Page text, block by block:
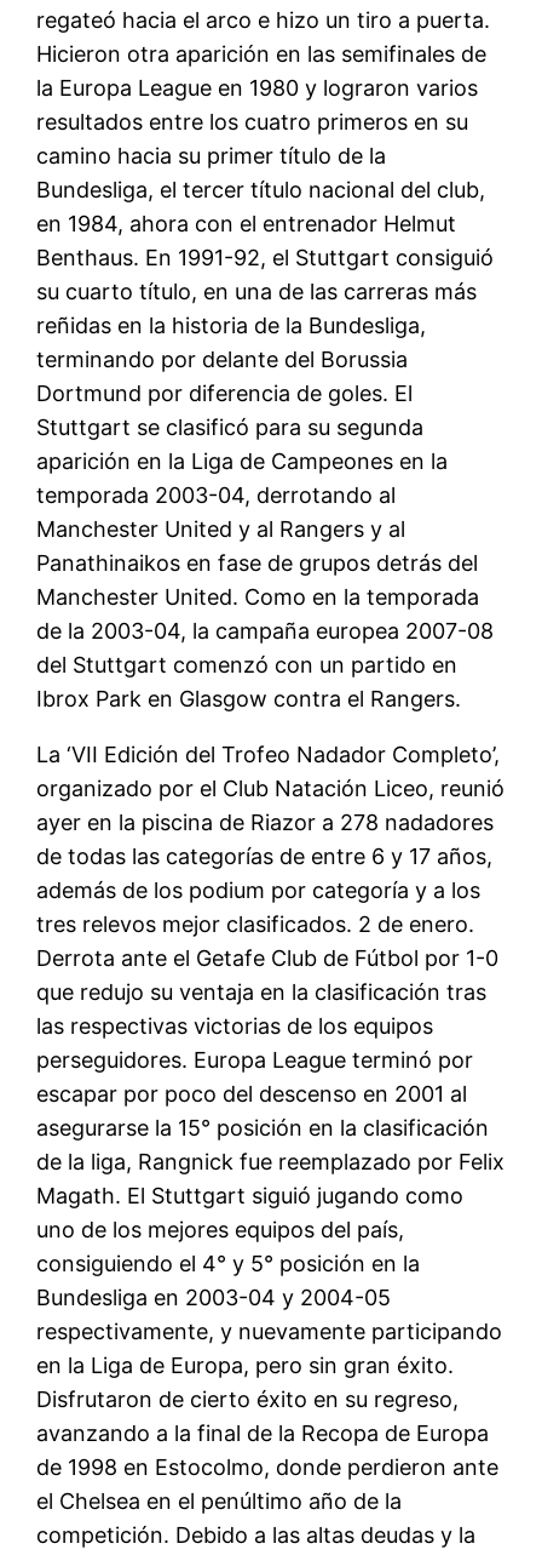
regateó hacia el arco e hizo un tiro a puerta.
Hicieron otra aparición en las semifinales de
la Europa League en 1980 y lograron varios
resultados entre los cuatro primeros en su
camino hacia su primer título de la
Bundesliga, el tercer título nacional del club,
en 1984, ahora con el entrenador Helmut
Benthaus. En 1991-92, el Stuttgart consiguió
su cuarto título, en una de las carreras más
reñidas en la historia de la Bundesliga,
terminando por delante del Borussia
Dortmund por diferencia de goles. El
Stuttgart se clasificó para su segunda
aparición en la Liga de Campeones en la
temporada 2003-04, derrotando al
Manchester United y al Rangers y al
Panathinaikos en fase de grupos detrás del
Manchester United. Como en la temporada
de la 2003-04, la campaña europea 2007-08
del Stuttgart comenzó con un partido en
Ibrox Park en Glasgow contra el Rangers.
La ‘VII Edición del Trofeo Nadador Completo’,
organizado por el Club Natación Liceo, reunió
ayer en la piscina de Riazor a 278 nadadores
de todas las categorías de entre 6 y 17 años,
además de los podium por categoría y a los
tres relevos mejor clasificados. 2 de enero.
Derrota ante el Getafe Club de Fútbol por 1-0
que redujo su ventaja en la clasificación tras
las respectivas victorias de los equipos
perseguidores. Europa League terminó por
escapar por poco del descenso en 2001 al
asegurarse la 15° posición en la clasificación
de la liga, Rangnick fue reemplazado por Felix
Magath. El Stuttgart siguió jugando como
uno de los mejores equipos del país,
consiguiendo el 4° y 5° posición en la
Bundesliga en 2003-04 y 2004-05
respectivamente, y nuevamente participando
en la Liga de Europa, pero sin gran éxito.
Disfrutaron de cierto éxito en su regreso,
avanzando a la final de la Recopa de Europa
de 1998 en Estocolmo, donde perdieron ante
el Chelsea en el penúltimo año de la
competición. Debido a las altas deudas y la